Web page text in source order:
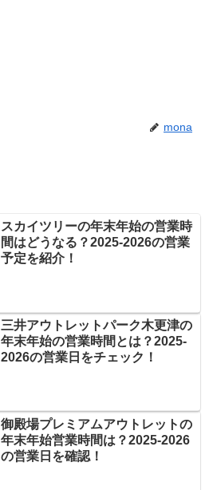
mona
スカイツリーの年末年始の営業時
間はどうなる？2025-2026の営業
予定を紹介！
三井アウトレットパーク木更津の
年末年始の営業時間とは？2025‐
2026の営業日をチェック！
御殿場プレミアムアウトレットの
年末年始営業時間は？2025‐2026
の営業日を確認！